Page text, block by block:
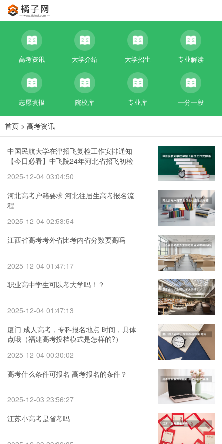
高考资讯 大学介绍 大学招生 专业解读
志愿填报 院校库 专业库 一分一段
首页 > 高考资讯
中国民航大学在津招飞复检工作安排通知
【今日必看】中飞院24年河北省招飞初检
2025-12-04 03:04:50
河北高考户籍要求 河北往届生高考报名流
程
2025-12-04 02:53:54
江西省高考考外省比考内省分数要高吗
2025-12-04 01:47:17
职业高中学生可以考大学吗！？
2025-12-04 01:47:13
厦门 成人高考，专科报名地点 时间，具体
点哦（福建高考投档模式是怎样的?）
2025-12-04 00:30:02
高考什么条件可报名 高考报名的条件？
2025-12-03 23:56:27
江苏小高考是省考吗